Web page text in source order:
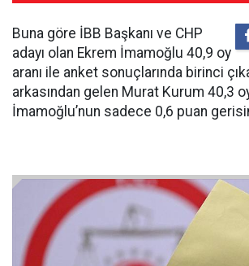
Buna göre İBB Başkanı ve CHP
adayı olan Ekrem İmamoğlu 40,9 oy
aranı ile anket sonuçlarında birinci
arkasından gelen Murat Kurum 40,3
İmamoğlu’nun sadece 0,6 puan